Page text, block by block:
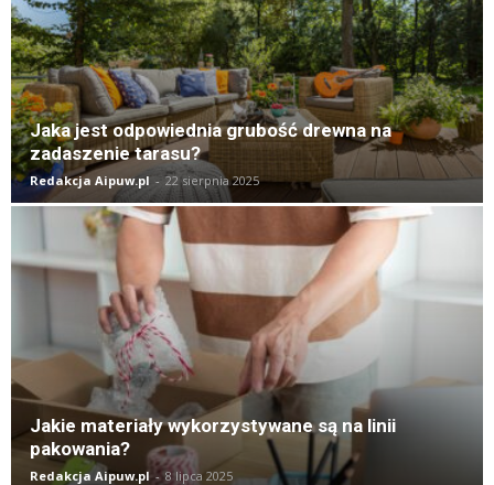
Jaka jest odpowiednia grubość drewna na
zadaszenie tarasu?
Redakcja Aipuw.pl - 22 sierpnia 2025
Jakie materiały wykorzystywane są na linii
pakowania?
Redakcja Aipuw.pl - 8 lipca 2025